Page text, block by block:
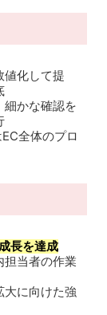
値化して提
細かな確認を
全体のプロ
長を達成
担当者の作業
大に向けた強